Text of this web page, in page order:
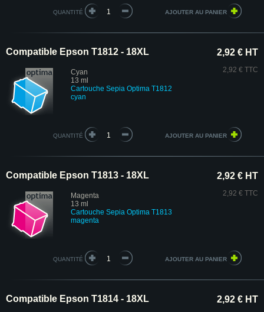
QUANTITÉ
Compatible Epson T1812 - 18XL
Cyan
13 ml
Cartouche Sepia Optima T1812
cyan
2,92 € HT
2,92 € TTC
QUANTITÉ
Compatible Epson T1813 - 18XL
Magenta
13 ml
Cartouche Sepia Optima T1813
magenta
2,92 € HT
2,92 € TTC
QUANTITÉ
Compatible Epson T1814 - 18XL 2,92 € HT